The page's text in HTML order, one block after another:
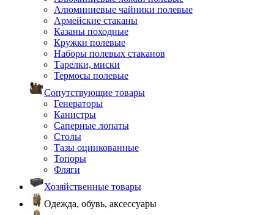
Алюминиевые чайники полевые
Армейские стаканы
Казаны походные
Кружки полевые
Наборы полевых стаканов
Тарелки, миски
Термосы полевые
Сопутствующие товары
Генераторы
Канистры
Саперные лопаты
Столы
Тазы оцинкованные
Топоры
Фляги
Хозяйственные товары
Одежда, обувь, аксессуары